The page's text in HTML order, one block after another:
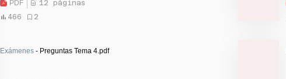
PDF
12 páginas
466
2
Exámenes - Preguntas Tema 4.pdf